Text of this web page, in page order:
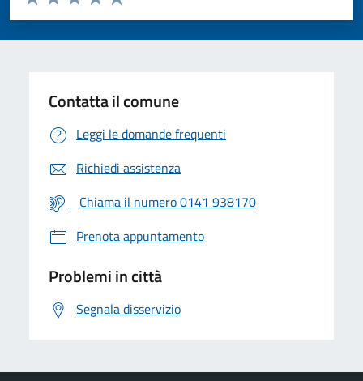
Valuta 5 stelle su 5
Valuta 4 stelle su 5
Valuta 3 stelle su 5
Valuta 2 stelle su 5
Valuta 1 stelle su 5
Contatta il comune
Leggi le domande frequenti
Richiedi assistenza
Chiama il numero 0141 938170
Prenota appuntamento
Problemi in città
Segnala disservizio